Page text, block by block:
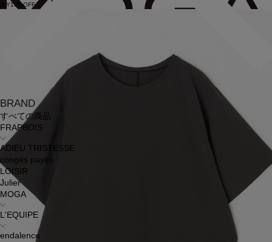
BRAND
すべての商品
FRAPBOIS
ADIEU TRISTESSE
congés payés
LOISIR
Julier
MOGA
L'EQUIPE
endalence